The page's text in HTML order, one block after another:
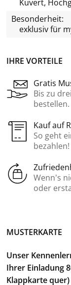
IHRE VORTEILE
Gratis
Bis zu
bestellen.
Kauf auf
So geht
bezahlen!
Wenn’s
oder
Kuvert,
Besonderheit:
exklusiv für
MUSTERKARTE
Unser
Ihrer Einladung
Klappkarte quer)